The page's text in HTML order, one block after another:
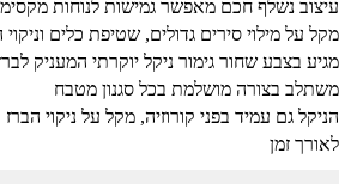
עיצוב נשלף חכם מאפשר גמישות לנוחות
מקל על מילוי סירים גדולים, שטיפת כלים וניקוי
מגיע בצבע שחור גימור ניקל יוקרתי המעניק
משתלב בצורה מושלמת בכל סגנון מטבח
הניקל גם עמיד בפני קורוזיה, מקל על ניקוי הברז
לאורך זמן